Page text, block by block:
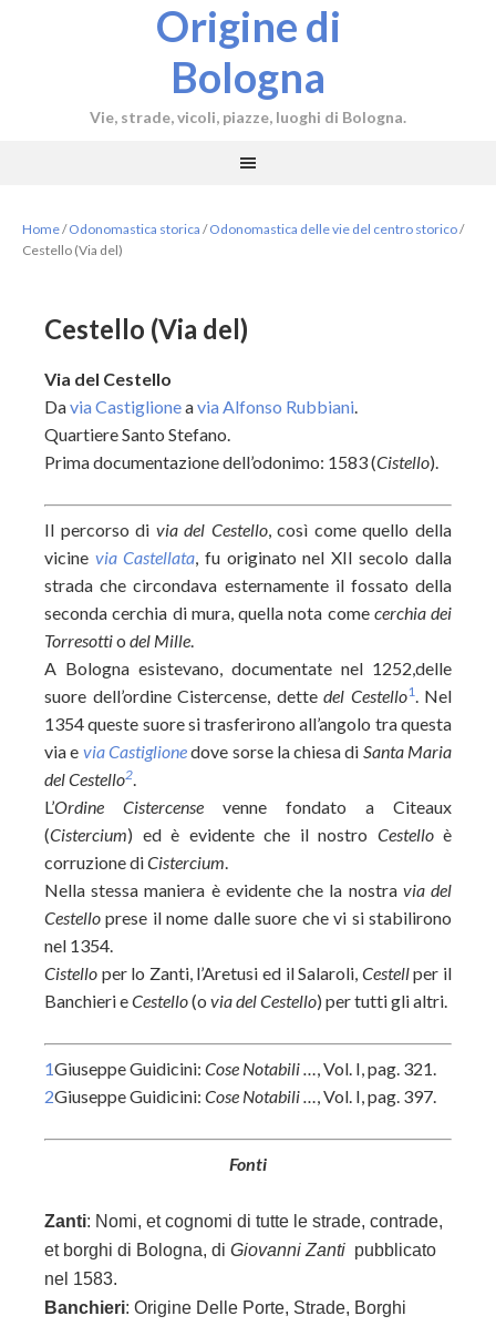
Origine di
Bologna
Vie, strade, vicoli, piazze, luoghi di Bologna.
Home/ Odonomastica storica / Odonomastica delle vie del centro storico/
Cestello (Via del)
Cestello (Via del)
Via del Cestello
Davia Castiglioneavia Alfonso Rubbiani.
Quartiere Santo Stefano.
Prima documentazione dell’odonimo: 1583 (Cistello).
Il percorso di viadel Cestello, così come quello della
vicine viaCastellata, fu originato nel XII secolo dalla
strada che circondava esternamente il fossato della
seconda cerchia di mura, quella nota come cerchia dei
Torresottio del Mille.
A Bologna esistevano, documentate nel 1252,delle
suore dell’ordine Cistercense, dette del Cestello1. Nel
1354 queste suore si trasferirono all’angolo tra questa
via e via Castiglionedove sorse la chiesa di Santa Maria
del Cestello2.
L’Ordine Cistercense venne fondato a Citeaux
(Cistercium) ed è evidente che il nostro Cestelloè
corruzione diCistercium.
Nella stessa maniera è evidente che la nostra via del
Cestello prese il nome dalle suore che vi si stabilirono
nel 1354.
Cistello per lo Zanti, l’Aretusi ed il Salaroli, Cestellper il
Banchieri eCestello(o via del Cestello) per tutti gli altri.
1Giuseppe Guidicini: Cose Notabili …, Vol. I, pag. 321.
2Giuseppe Guidicini: Cose Notabili …, Vol. I, pag. 397.
Fonti
Zanti: Nomi, et cognomi di tutte le strade, contrade,
et borghi di Bologna, di Giovanni Zanti pubblicato
nel 1583.
Banchieri: Origine Delle Porte, Strade, Borghi